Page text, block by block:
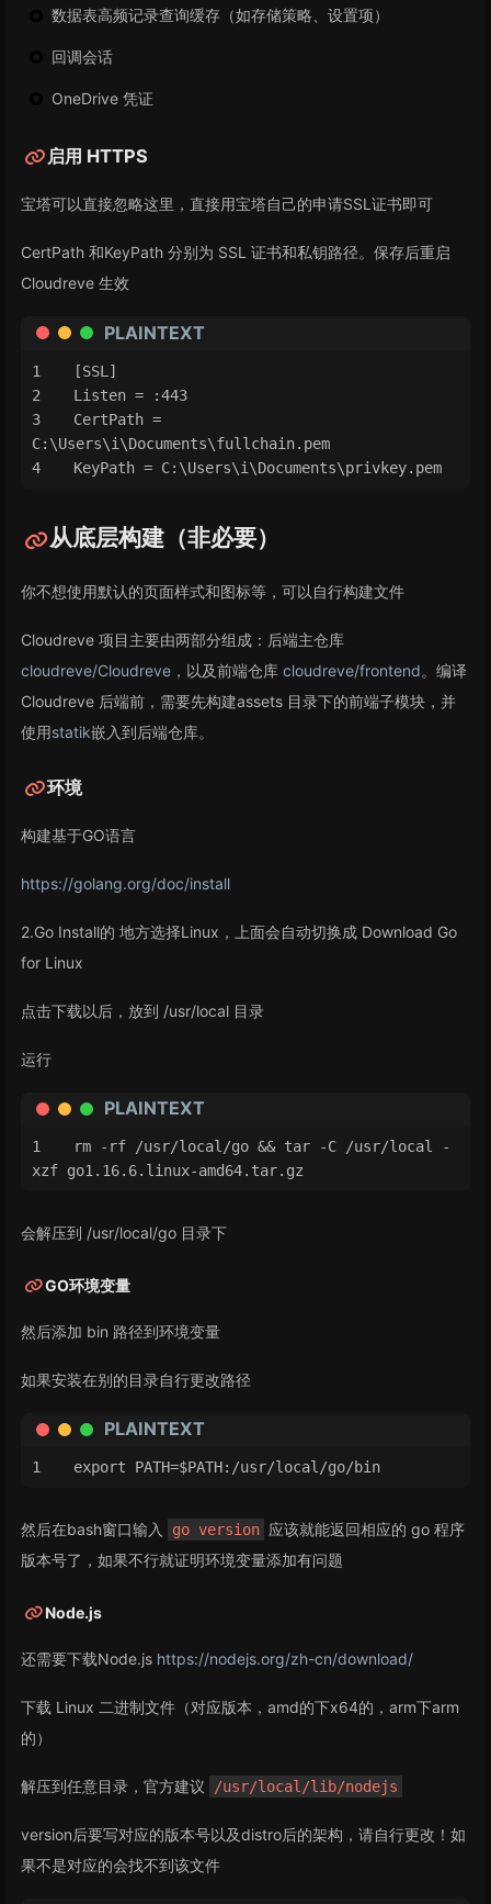
数据表高频记录查询缓存（如存储策略、设置项）
回调会话
OneDrive 凭证
启用 HTTPS
宝塔可以直接忽略这里，直接用宝塔自己的申请SSL证书即可
CertPath 和KeyPath 分别为 SSL 证书和私钥路径。保存后重启
Cloudreve 生效
PLAINTEXT
[SSL]
Listen = :443
CertPath =
C:\Users\i\Documents\fullchain.pem
KeyPath = C:\Users\i\Documents\privkey.pem
从底层构建（非必要）
你不想使用默认的页面样式和图标等，可以自行构建文件
Cloudreve 项目主要由两部分组成：后端主仓库
cloudreve/Cloudreve ，以及前端仓库 cloudreve/frontend。编译
Cloudreve 后端前，需要先构建assets 目录下的前端子模块，并
使用statik嵌入到后端仓库。
环境
构建基于GO语言
https://golang.org/doc/install
2.Go Install的 地方选择Linux，上面会自动切换成 Download Go
for Linux
点击下载以后，放到 /usr/local 目录
运行
PLAINTEXT
rm -rf /usr/local/go && tar -C /usr/local -
xzf go1.16.6.linux-amd64.tar.gz
会解压到 /usr/local/go 目录下
GO环境变量
然后添加 bin 路径到环境变量
如果安装在别的目录自行更改路径
PLAINTEXT
export PATH=$PATH:/usr/local/go/bin
然后在bash窗口输入 go version 应该就能返回相应的 go 程序
版本号了，如果不行就证明环境变量添加有问题
Node.js
还需要下载Node.js https://nodejs.org/zh-cn/download/
下载 Linux 二进制文件（对应版本，amd的下x64的，arm下arm
的）
解压到任意目录，官方建议 /usr/local/lib/nodejs
version后要写对应的版本号以及distro后的架构，请自行更改！如
果不是对应的会找不到该文件